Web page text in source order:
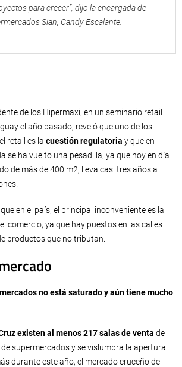
para crecer”, dijo la encargada de
Slan, Candy Escalante.
de los Hipermaxi, en un seminario retail
el año pasado, reveló que uno de los
retail es la cuestión regulatoria y que en
se ha vuelto una pesadilla, ya que hoy en día
de más de 400 m2, lleva casi tres años a
en el país, el principal inconveniente es la
comercio, ya que hay puestos en las calles
productos que no tributan.
no está saturado y aún tiene mucho
existen al menos 217 salas de venta de
supermercados y se vislumbra la apertura
durante este año, el mercado cruceño del